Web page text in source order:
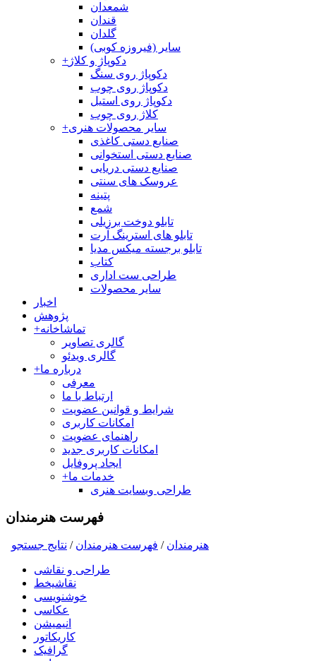
شمعدان
قندان
گلدان
سایر (فیروزه کوبی)
+دکوپاژ و کلاژ
دکوپاژ روی سنگ
دکوپاژ روی چوب
دکوپاژ روی استیل
کلاژ روی چوب
+سایر محصولات هنری
صنایع دستی کاغذی
صنایع دستی استخوانی
صنایع دستی دریایی
عروسک های سنتی
پتینه
شمع
تابلو دوخت برزیلی
تابلو های استرینگ آرت
تابلو برجسته میکس مدیا
کتاب
طراحی ست اداری
سایر محصولات
اخبار
پژوهش
+تماشاخانه
گالری تصاویر
گالری ویدئو
+درباره ما
معرفی
ارتباط با ما
شرایط و قوانین عضویت
امکانات کاربری
راهنمای عضویت
امکانات کاربری جدید
ایجاد پروفایل
+خدمات ما
طراحی وبسایت هنری
فهرست هنرمندان
هنرمندان / فهرست هنرمندان / نتايج جستجو
طراحی و نقاشی
نقاشیخط
خوشنویسی
عکاسی
انیمیشن
کاریکاتور
گرافیک